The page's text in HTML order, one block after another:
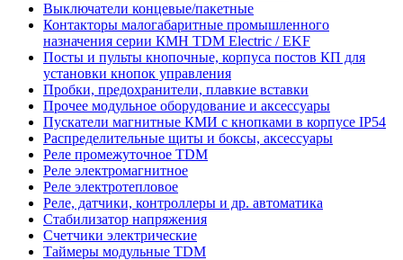
Выключатели концевые/пакетные
Контакторы малогабаритные промышленного
назначения серии КМН TDM Electric / EKF
Посты и пульты кнопочные, корпуса постов КП для
установки кнопок управления
Пробки, предохранители, плавкие вставки
Прочее модульное оборудование и аксессуары
Пускатели магнитные КМИ с кнопками в корпусе IP54
Распределительные щиты и боксы, аксессуары
Реле промежуточное TDM
Реле электромагнитное
Реле электротепловое
Реле, датчики, контроллеры и др. автоматика
Стабилизатор напряжения
Счетчики электрические
Таймеры модульные TDM